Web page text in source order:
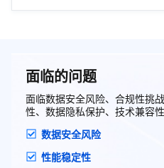
面临的问题
面临数据安全风险、合规性挑
性、数据隐私保护、技术兼容
数据安全风险
性能稳定性